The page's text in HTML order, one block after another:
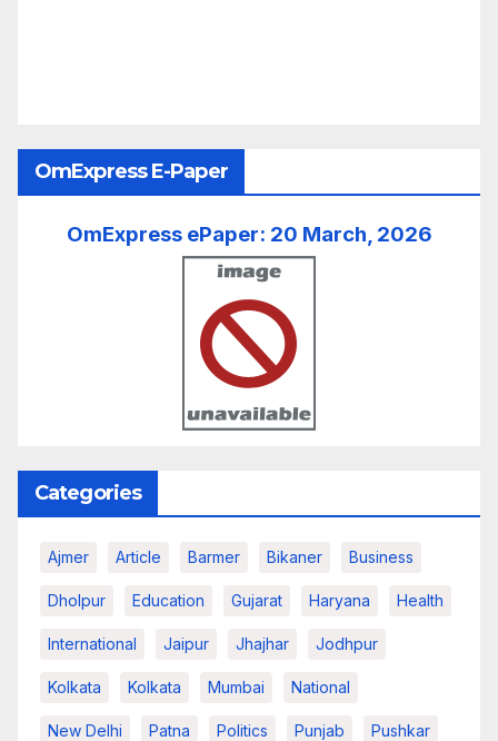
OmExpress E-Paper
OmExpress ePaper: 20 March, 2026
Categories
Ajmer Article Barmer Bikaner Business
Dholpur Education Gujarat Haryana Health
International Jaipur Jhajhar Jodhpur
Kolkata Kolkata Mumbai National
New Delhi Patna Politics Punjab Pushkar